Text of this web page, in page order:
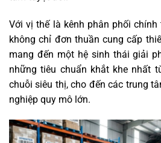
Với vị thế là kênh phân phối chính
không chỉ đơn thuần cung cấp
mang đến một hệ sinh thái giải
những tiêu chuẩn khắt khe nhất
chuỗi siêu thị, cho đến các trung
nghiệp quy mô lớn.